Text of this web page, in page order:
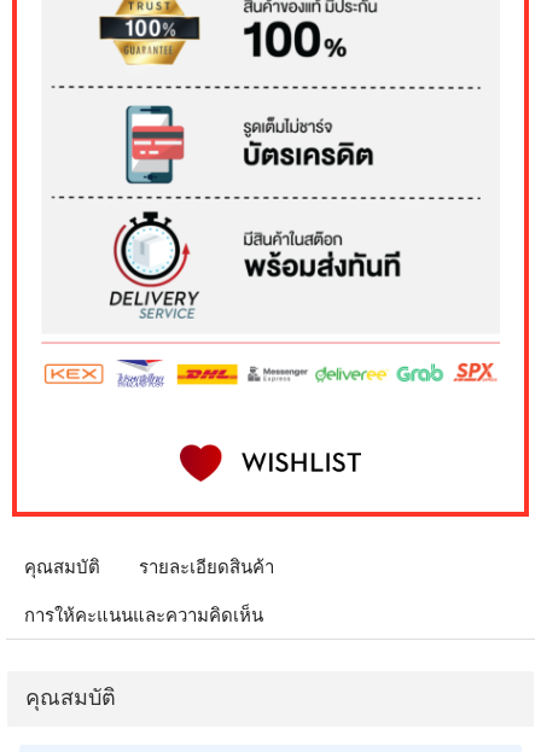
คุณสมบัติ รายละเอียดสินค้า
การให้คะแนนและความคิดเห็น
คุณสมบัติ